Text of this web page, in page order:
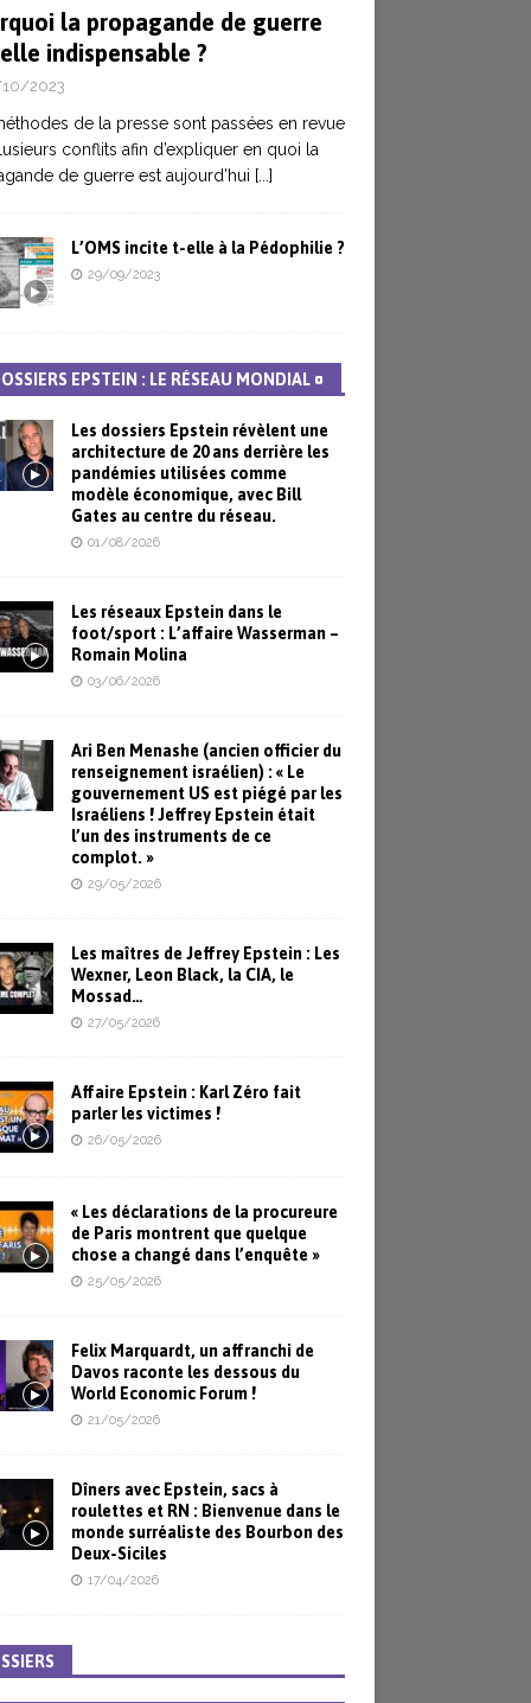
la propagande de guerre
indispensable ?
2023
de la presse sont passées en revue
conflits afin d’expliquer en quoi la
de guerre est aujourd’hui [...]
L’OMS incite t-elle à la Pédophilie ?
29/09/2023
EPSTEIN : LE RÉSEAU MONDIAL ¤
Les dossiers Epstein révèlent une
architecture de 20 ans derrière les
pandémies utilisées comme
modèle économique, avec Bill
Gates au centre du réseau.
01/08/2026
Les réseaux Epstein dans le
foot/sport : L’affaire Wasserman –
Romain Molina
03/06/2026
Ari Ben Menashe (ancien officier du
renseignement israélien) : « Le
gouvernement US est piégé par les
Israéliens ! Jeffrey Epstein était
l’un des instruments de ce
complot. »
29/05/2026
Les maîtres de Jeffrey Epstein : Les
Wexner, Leon Black, la CIA, le
Mossad…
27/05/2026
Affaire Epstein : Karl Zéro fait
parler les victimes !
26/05/2026
« Les déclarations de la procureure
de Paris montrent que quelque
chose a changé dans l’enquête »
25/05/2026
Felix Marquardt, un affranchi de
Davos raconte les dessous du
World Economic Forum !
21/05/2026
Dîners avec Epstein, sacs à
roulettes et RN : Bienvenue dans le
monde surréaliste des Bourbon des
Deux-Siciles
17/04/2026